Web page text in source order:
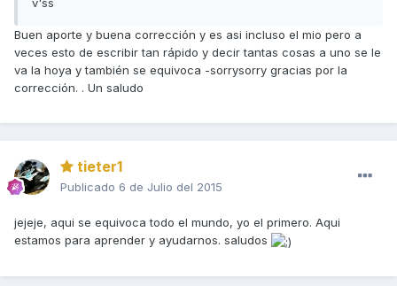
v'ss
Buen aporte y buena corrección y es asi incluso el mio pero a
veces esto de escribir tan rápido y decir tantas cosas a uno se le
va la hoya y también se equivoca -sorrysorry gracias por la
corrección. . Un saludo
tieter1
Publicado 6 de Julio del 2015
jejeje, aqui se equivoca todo el mundo, yo el primero. Aqui
estamos para aprender y ayudarnos. saludos